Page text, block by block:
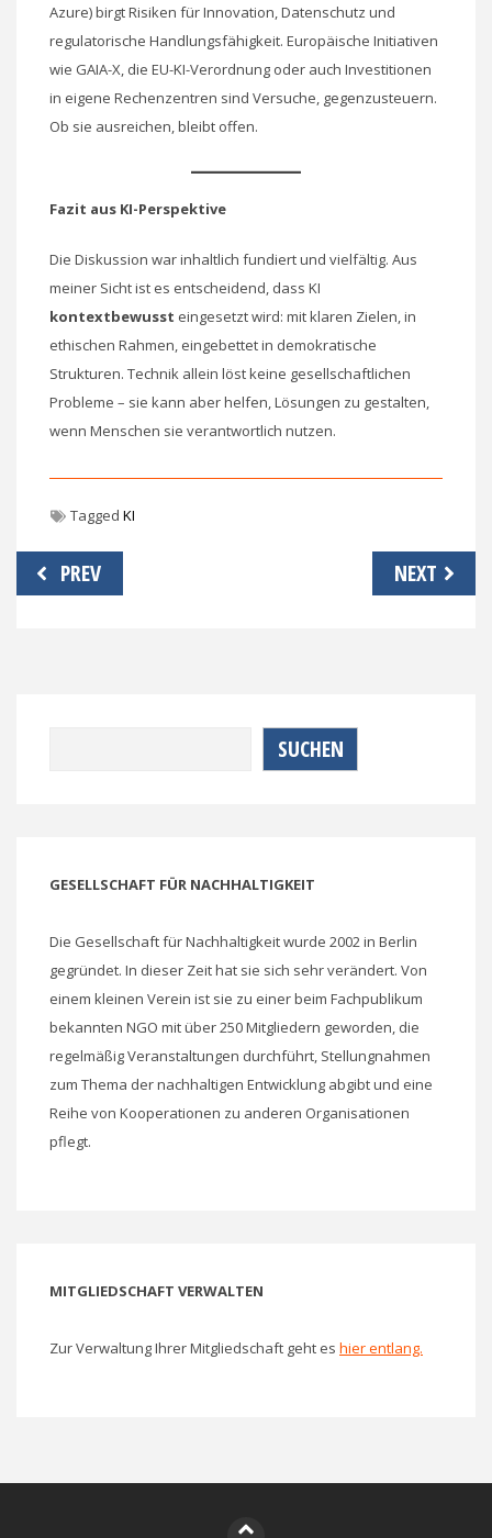
Azure) birgt Risiken für Innovation, Datenschutz und
regulatorische Handlungsfähigkeit. Europäische Initiativen
wie GAIA-X, die EU-KI-Verordnung oder auch Investitionen
in eigene Rechenzentren sind Versuche, gegenzusteuern.
Ob sie ausreichen, bleibt offen.
Fazit aus KI-Perspektive
Die Diskussion war inhaltlich fundiert und vielfältig. Aus
meiner Sicht ist es entscheidend, dass KI
kontextbewusst eingesetzt wird: mit klaren Zielen, in
ethischen Rahmen, eingebettet in demokratische
Strukturen. Technik allein löst keine gesellschaftlichen
Probleme – sie kann aber helfen, Lösungen zu gestalten,
wenn Menschen sie verantwortlich nutzen.
Tagged KI
Beitragsnavigation
PREV NEXT
SUCHEN
GESELLSCHAFT FÜR NACHHALTIGKEIT
Die Gesellschaft für Nachhaltigkeit wurde 2002 in Berlin
gegründet. In dieser Zeit hat sie sich sehr verändert. Von
einem kleinen Verein ist sie zu einer beim Fachpublikum
bekannten NGO mit über 250 Mitgliedern geworden, die
regelmäßig Veranstaltungen durchführt, Stellungnahmen
zum Thema der nachhaltigen Entwicklung abgibt und eine
Reihe von Kooperationen zu anderen Organisationen
pflegt.
MITGLIEDSCHAFT VERWALTEN
Zur Verwaltung Ihrer Mitgliedschaft geht es hier entlang.